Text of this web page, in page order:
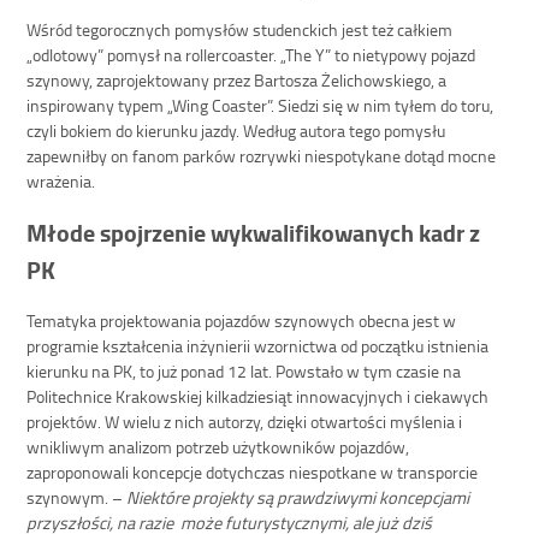
Wśród tegorocznych pomysłów studenckich jest też całkiem
„odlotowy” pomysł na rollercoaster. „The Y” to nietypowy pojazd
szynowy, zaprojektowany przez Bartosza Żelichowskiego, a
inspirowany typem „Wing Coaster”. Siedzi się w nim tyłem do toru,
czyli bokiem do kierunku jazdy. Według autora tego pomysłu
zapewniłby on fanom parków rozrywki niespotykane dotąd mocne
wrażenia.
Młode spojrzenie wykwalifikowanych kadr z
PK
Tematyka projektowania pojazdów szynowych obecna jest w
programie kształcenia inżynierii wzornictwa od początku istnienia
kierunku na PK, to już ponad 12 lat. Powstało w tym czasie na
Politechnice Krakowskiej kilkadziesiąt innowacyjnych i ciekawych
projektów. W wielu z nich autorzy, dzięki otwartości myślenia i
wnikliwym analizom potrzeb użytkowników pojazdów,
zaproponowali koncepcje dotychczas niespotkane w transporcie
szynowym. – Niektóre projekty są prawdziwymi koncepcjami
przyszłości, na razie może futurystycznymi, ale już dziś